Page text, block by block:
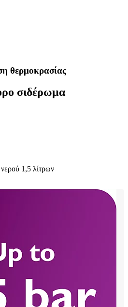
θερμοκρασίας
σιδέρωμα
1,5 λίτρων